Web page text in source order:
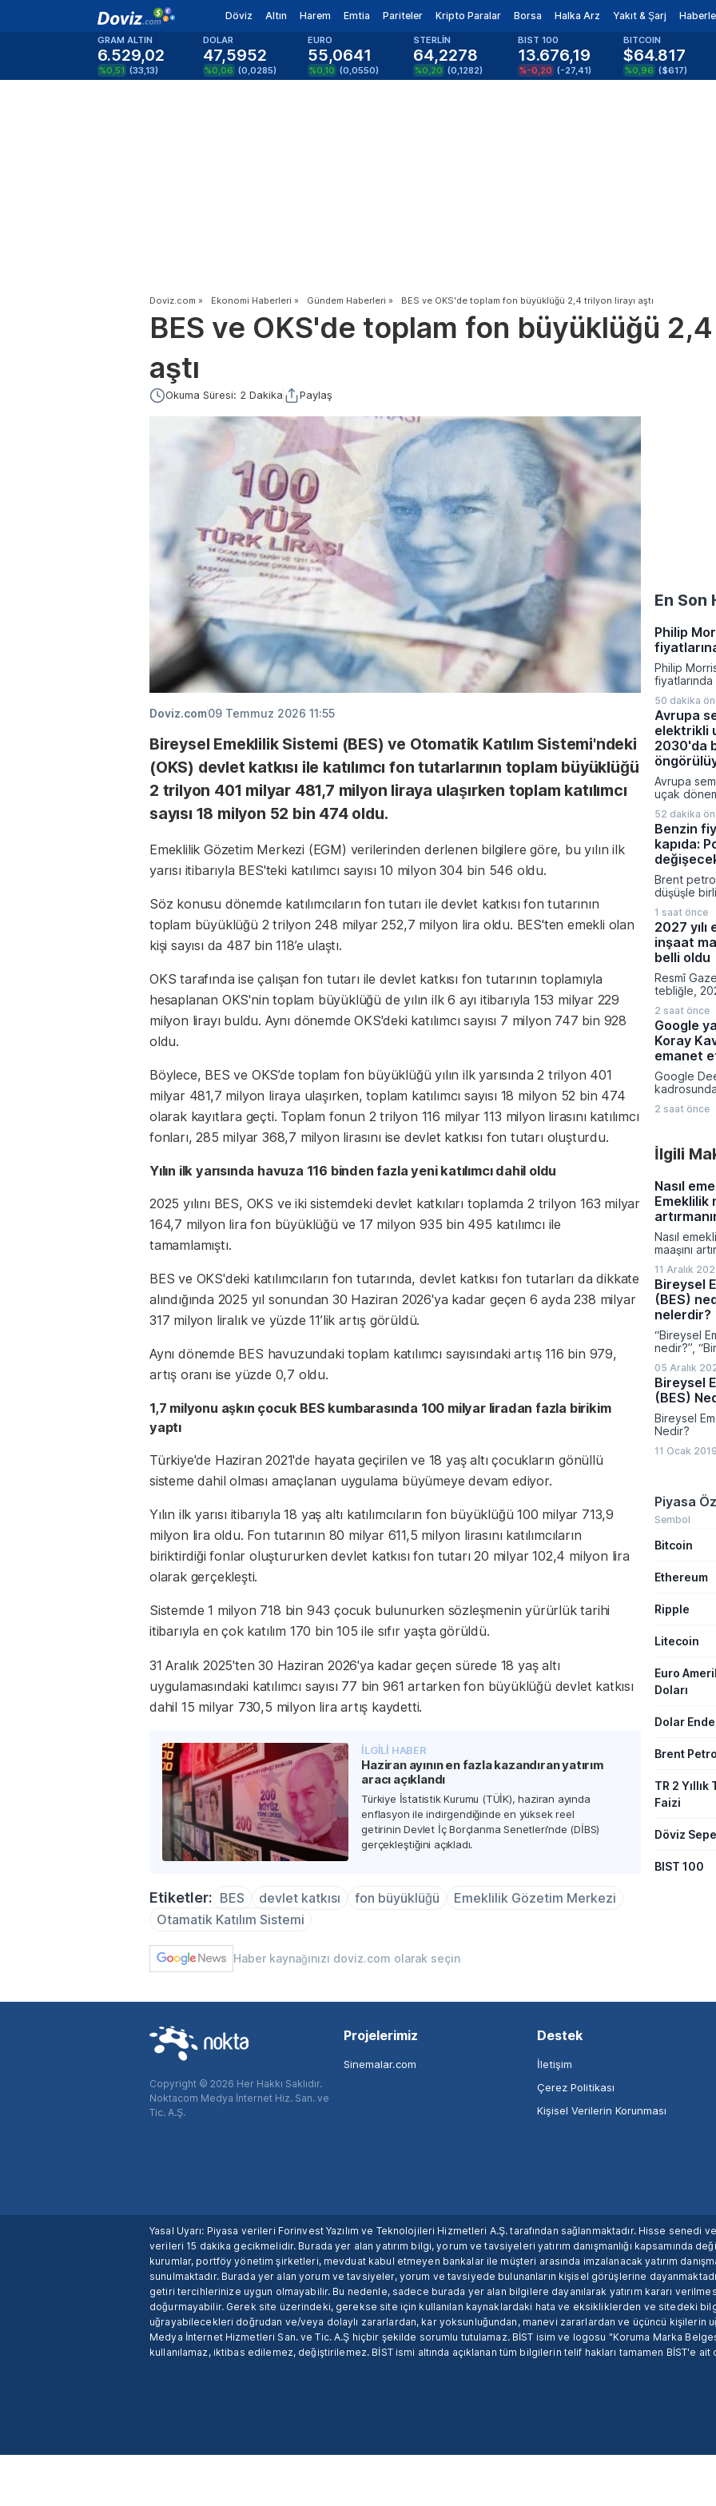
Döviz Altın Harem Emtia Pariteler Kripto Paralar Borsa Halka Arz Yakıt & Şarj
GRAM ALTIN
6.529,02
%0,51 (33,13)
DOLAR
47,5952
%0,06 (0,0285)
EURO
55,0641
%0,10 (0,0550)
STERLİN
64,2278
%0,20 (0,1282)
BIST 100
13.676,19
%-0,20 (-27,41)
BITCOIN
$64.817
%0,96 ($617)
Doviz.com » Ekonomi Haberleri » Gündem Haberleri » BES ve OKS'de toplam fon büyüklüğü 2,4 trilyon lirayı aştı
BES ve OKS'de toplam fon büyüklüğü
aştı
Okuma Süresi: 2 Dakika Paylaş
Doviz.com09 Temmuz 2026 11:55
Bireysel Emeklilik Sistemi (BES) ve Otomatik Katılım Sistemi'ndeki
(OKS) devlet katkısı ile katılımcı fon tutarlarının toplam büyüklüğü
2 trilyon 401 milyar 481,7 milyon liraya ulaşırken toplam katılımcı
sayısı 18 milyon 52 bin 474 oldu.
Emeklilik Gözetim Merkezi (EGM) verilerinden derlenen bilgilere göre, bu yılın ilk
yarısı itibarıyla BES'teki katılımcı sayısı 10 milyon 304 bin 546 oldu.
Söz konusu dönemde katılımcıların fon tutarı ile devlet katkısı fon tutarının
toplam büyüklüğü 2 trilyon 248 milyar 252,7 milyon lira oldu. BES'ten emekli olan
kişi sayısı da 487 bin 118’e ulaştı.
OKS tarafında ise çalışan fon tutarı ile devlet katkısı fon tutarının toplamıyla
hesaplanan OKS'nin toplam büyüklüğü de yılın ilk 6 ayı itibarıyla 153 milyar 229
milyon lirayı buldu. Aynı dönemde OKS'deki katılımcı sayısı 7 milyon 747 bin 928
oldu.
Böylece, BES ve OKS’de toplam fon büyüklüğü yılın ilk yarısında 2 trilyon 401
milyar 481,7 milyon liraya ulaşırken, toplam katılımcı sayısı 18 milyon 52 bin 474
olarak kayıtlara geçti. Toplam fonun 2 trilyon 116 milyar 113 milyon lirasını katılımcı
fonları, 285 milyar 368,7 milyon lirasını ise devlet katkısı fon tutarı oluşturdu.
Yılın ilk yarısında havuza 116 binden fazla yeni katılımcı dahil oldu
2025 yılını BES, OKS ve iki sistemdeki devlet katkıları toplamda 2 trilyon 163 milyar
164,7 milyon lira fon büyüklüğü ve 17 milyon 935 bin 495 katılımcı ile
tamamlamıştı.
BES ve OKS'deki katılımcıların fon tutarında, devlet katkısı fon tutarları da dikkate
alındığında 2025 yıl sonundan 30 Haziran 2026'ya kadar geçen 6 ayda 238 milyar
317 milyon liralık ve yüzde 11’lik artış görüldü.
Aynı dönemde BES havuzundaki toplam katılımcı sayısındaki artış 116 bin 979,
artış oranı ise yüzde 0,7 oldu.
1,7 milyonu aşkın çocuk BES kumbarasında 100 milyar liradan fazla birikim
yaptı
Türkiye'de Haziran 2021'de hayata geçirilen ve 18 yaş altı çocukların gönüllü
sisteme dahil olması amaçlanan uygulama büyümeye devam ediyor.
Yılın ilk yarısı itibarıyla 18 yaş altı katılımcıların fon büyüklüğü 100 milyar 713,9
milyon lira oldu. Fon tutarının 80 milyar 611,5 milyon lirasını katılımcıların
biriktirdiği fonlar oluştururken devlet katkısı fon tutarı 20 milyar 102,4 milyon lira
olarak gerçekleşti.
Sistemde 1 milyon 718 bin 943 çocuk bulunurken sözleşmenin yürürlük tarihi
itibarıyla en çok katılım 170 bin 105 ile sıfır yaşta görüldü.
31 Aralık 2025'ten 30 Haziran 2026'ya kadar geçen sürede 18 yaş altı
uygulamasındaki katılımcı sayısı 77 bin 961 artarken fon büyüklüğü devlet katkısı
dahil 15 milyar 730,5 milyon lira artış kaydetti.
İLGİLİ HABER
Haziran ayının en fazla kazandıran yatırım
aracı açıklandı
Türkiye İstatistik Kurumu (TÜİK), haziran ayında
enflasyon ile indirgendiğinde en yüksek reel
getirinin Devlet İç Borçlanma Senetleri’nde (DİBS)
gerçekleştiğini açıkladı.
Etiketler: BES devlet katkısı fon büyüklüğü
Emeklilik Gözetim Merkezi
Otamatik Katılım Sistemi
Haber kaynağınızı doviz.com olarak seçin
En Son
Philip
Philip
Ağustos
giren zamlı
düşük ve
aralıkları
50 dakika
Avrupa
elektrikli
2030'da
Avrupa
uçak
ilerlemeler
popüler
bataryalı
seyahat
geliyor.
52 dakika
Benzin
kapıda:
Brent
düşüşle
indirim
İndirim
Tüketim
edilmesi
fiyatlarına
1 saat önce
2027
inşaat
belli oldu
Resmî
tebliğle,
normal
belirlendi.
fabrikalara,
23 farklı
bedelleri
2 saat önce
Google
Koray
emanet
Google
insanı
Sundar
duyurulan
birlikte
geliştirme
2 saat önce
İlgili
Nasıl
Emeklilik
Nasıl
maaşını
11 Aralık
Bireysel
(BES)
nelerdir?
“Bireysel
nedir?”,
“Bireysel
işler?”,
“BES’e
“BES’in
“BES’in
“BES nasıl
05 Aralık
Bireysel
(BES)
Bireysel
Nedir?
11 Ocak
Piyasa
Sembol
Bitcoin
Ethereum
Ripple
Litecoin
Euro
Doları
Dolar
Brent
TR 2 Yıllık
Faizi
Döviz
BIST 100
Copyright © 2026 Her Hakkı Saklıdır.
Noktacom Medya İnternet Hiz. San. ve
Tic. A.Ş.
Projelerimiz
Sinemalar.com
Destek
İletişim
Çerez Politikası
Kişisel Verilerin Korunması
Yasal Uyarı: Piyasa verileri Forinvest Yazılım ve Teknolojileri Hizmetleri A.Ş. tarafından sağlanmaktadır. Hisse senedi
verileri 15 dakika gecikmelidir. Burada yer alan yatırım bilgi, yorum ve tavsiyeleri yatırım danışmanlığı kapsamında
kurumlar, portföy yönetim şirketleri, mevduat kabul etmeyen bankalar ile müşteri arasında imzalanacak yatırım
sunulmaktadır. Burada yer alan yorum ve tavsiyeler, yorum ve tavsiyede bulunanların kişisel görüşlerine
getiri tercihlerinize uygun olmayabilir. Bu nedenle, sadece burada yer alan bilgilere dayanılarak yatırım kararı
doğurmayabilir. Gerek site üzerindeki, gerekse site için kullanılan kaynaklardaki hata ve eksikliklerden ve sitedeki
uğrayabilecekleri doğrudan ve/veya dolaylı zararlardan, kar yoksunluğundan, manevi zararlardan ve üçüncü kişilerin
Medya İnternet Hizmetleri San. ve Tic. A.Ş hiçbir şekilde sorumlu tutulamaz. BİST isim ve logosu "Koruma Marka
kullanılamaz, iktibas edilemez, değiştirilemez. BİST ismi altında açıklanan tüm bilgilerin telif hakları tamamen BİST'e ait